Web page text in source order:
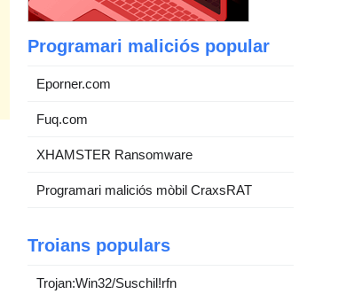
Programari maliciós popular
Eporner.com
Fuq.com
XHAMSTER Ransomware
Programari maliciós mòbil CraxsRAT
Troians populars
Trojan:Win32/Suschil!rfn